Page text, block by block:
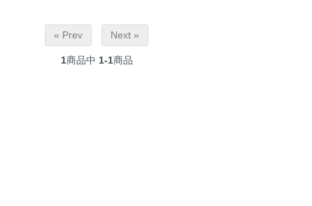
« Prev Next »
1商品中 1-1商品